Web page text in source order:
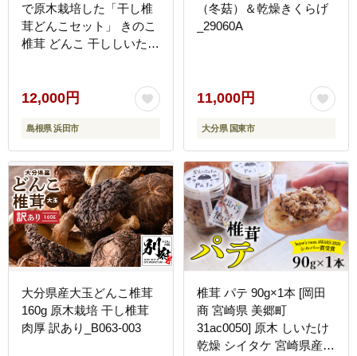
で原木栽培した「干し椎
茸どんこセット」 きのこ
椎茸 どんこ 干ししいたけ
12,000円
島根県 浜田市
（冬菇）＆乾燥きくらげ
_29060A
11,000円
大分県 国東市
大分県産大玉どんこ椎茸
160g 原木栽培 干し椎茸
肉厚 訳あり_B063-003
椎茸 パテ 90g×1本 [岡田
商 宮崎県 美郷町
31ac0050] 原木 しいたけ
乾燥 シイタケ 宮崎県産